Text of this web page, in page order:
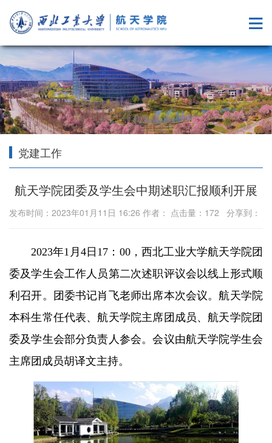
党建工作
航天学院团委及学生会中期述职汇报顺利开展
发布时间：2023年01月11日 16:26 作者： 点击量： 172 分享到：
2023年1 月 4日 17 ： 00，西北工业大学航天学院团
委及学生会工作人员第二次述职评议会以线上形式顺
利召开。团委书记肖飞老师出席本次会议。航天学院
本科生常任代表、航天学院主席团成员、航天学院团
委及学生会部分负责人参会。会议由航天学院学生会
主席团成员胡译文主持。